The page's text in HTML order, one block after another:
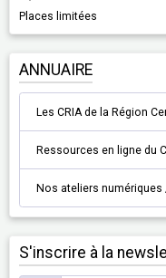
Places limitées
ANNUAIRE
Les CRIA de la Région
Ressources en ligne du
Nos ateliers
S'inscrire à la